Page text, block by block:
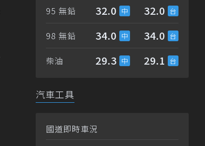
95 無鉛 32.0 32.0
98 無鉛 34.0 34.0
柴油 29.3 29.1
汽車工具
國道即時車況